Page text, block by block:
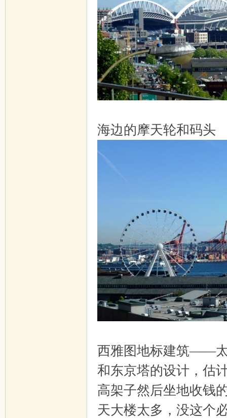
海边的摩天轮和码头
西雅图地标建筑——太
和东京塔的设计，估
高架子然后坐地收钱
天大楼太多，没这个